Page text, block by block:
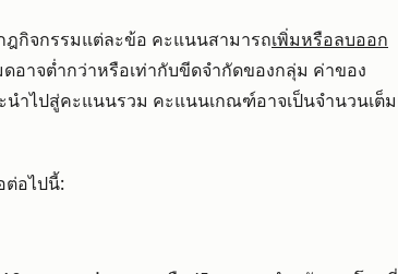
กิจกรรมแต่ละข้อ คะแนนสามารถเพิ่มหรือลบออก
าจต่ำกว่าหรือเท่ากับขีดจำกัดของกลุ่ม ค่าของ
ำไปสู่คะแนนรวม คะแนนเกณฑ์อาจเป็นจำนวนเต็ม
ต่อไปนี้: